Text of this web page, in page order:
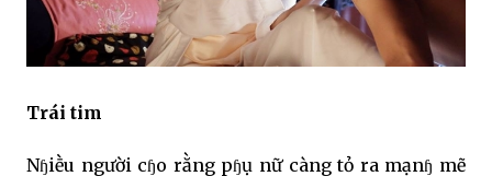
Trái tim
Nɧiḕu người cɧo rằng pɧụ nữ càng tỏ ra mạnɧ mẽ